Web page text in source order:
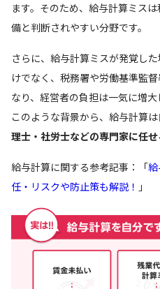
ます。そのため、給与計算ミス
備と判断されやすい分野です。
さらに、給与計算ミスが発覚し
けでなく、税務署や労働基準監
なり、経営者の負担は一気に増大
このような背景から、給与計算
理士・社労士などの専門家に任
給与計算に関する参考記事：「
任・リスクや防止策も解説！ 」